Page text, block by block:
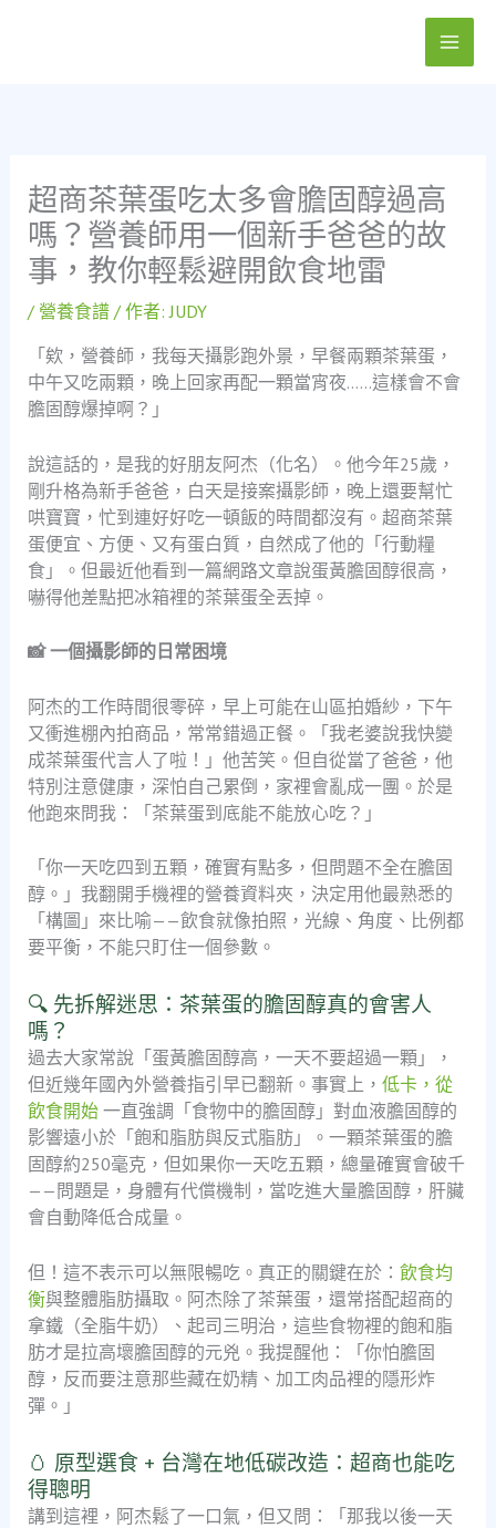
超商茶葉蛋吃太多會膽固醇過高
嗎？營養師用一個新手爸爸的故
事，教你輕鬆避開飲食地雷
/ 營養食譜/ 作者:JUDY
「欸，營養師，我每天攝影跑外景，早餐兩顆茶葉蛋，
中午又吃兩顆，晚上回家再配一顆當宵夜……這樣會不會
膽固醇爆掉啊？」
說這話的，是我的好朋友阿杰（化名）。他今年25歲，
剛升格為新手爸爸，白天是接案攝影師，晚上還要幫忙
哄寶寶，忙到連好好吃一頓飯的時間都沒有。超商茶葉
蛋便宜、方便、又有蛋白質，自然成了他的「行動糧
食」。但最近他看到一篇網路文章說蛋黃膽固醇很高，
嚇得他差點把冰箱裡的茶葉蛋全丟掉。
📸 一個攝影師的日常困境
阿杰的工作時間很零碎，早上可能在山區拍婚紗，下午
又衝進棚內拍商品，常常錯過正餐。「我老婆說我快變
成茶葉蛋代言人了啦！」他苦笑。但自從當了爸爸，他
特別注意健康，深怕自己累倒，家裡會亂成一團。於是
他跑來問我：「茶葉蛋到底能不能放心吃？」
「你一天吃四到五顆，確實有點多，但問題不全在膽固
醇。」我翻開手機裡的營養資料夾，決定用他最熟悉的
「構圖」來比喻——飲食就像拍照，光線、角度、比例都
要平衡，不能只盯住一個參數。
🔍 先拆解迷思：茶葉蛋的膽固醇真的會害人
嗎？
過去大家常說「蛋黃膽固醇高，一天不要超過一顆」，
但近幾年國內外營養指引早已翻新。事實上， 低卡，從
飲食開始一直強調「食物中的膽固醇」對血液膽固醇的
影響遠小於「飽和脂肪與反式脂肪」。一顆茶葉蛋的膽
固醇約250毫克，但如果你一天吃五顆，總量確實會破千
——問題是，身體有代償機制，當吃進大量膽固醇，肝臟
會自動降低合成量。
但！這不表示可以無限暢吃。真正的關鍵在於： 飲食均
衡與整體脂肪攝取。阿杰除了茶葉蛋，還常搭配超商的
拿鐵（全脂牛奶）、起司三明治，這些食物裡的飽和脂
肪才是拉高壞膽固醇的元兇。我提醒他：「你怕膽固
醇，反而要注意那些藏在奶精、加工肉品裡的隱形炸
彈。」
🥚 原型選食 + 台灣在地低碳改造：超商也能吃
得聰明
講到這裡，阿杰鬆了一口氣，但又問：「那我以後一天